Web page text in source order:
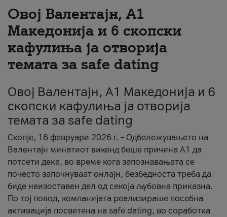
Овој Валентајн, A1
Македонија и 6 скопски
кафулиња ја отворија
темата за safe dating
Овој Валентајн, A1 Македонија и 6
скопски кафулиња ја отворија
темата за safe dating
Скопје, 16 февруари 2026 г. – Одбележувањето на
Валентајн минатиот викенд беше причина А1 да
потсети дека, во време кога запознавањата се
почесто започнуваат онлајн, безбедноста треба да
биде неизоставен дел од секоја љубовна приказна.
По тој повод, компанијата реализираше посебна
активација посветена на safe dating, во соработка